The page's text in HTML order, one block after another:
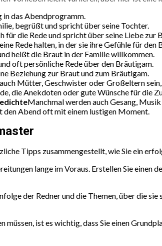
in das Abendprogramm.
begrüßt und spricht über seine Tochter.
für die Rede und spricht über seine Liebe zur
Rede halten, in der sie ihre Gefühle für
heißt die Braut in der Familie willkommen.
oft persönliche Rede über den Bräutigam.
Beziehung zur Braut und zum Bräutigam.
Mütter, Geschwister oder Großeltern
die Anekdoten oder gute Wünsche für die
Manchmal werden auch Gesang,
den Abend oft mit einem lustigen Moment.
Tipps zusammengestellt, wie Sie ein
lange im Voraus. Erstellen Sie
der Redner und die Themen, über die
müssen, ist es wichtig, dass Sie einen